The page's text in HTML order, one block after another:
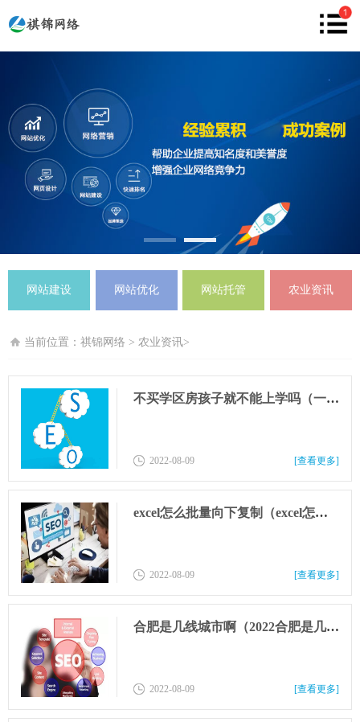
网站建设 网站优化 网站托管 农业资讯
当前位置： 祺锦网络 > 农业资讯>
不买学区房孩子就不能上学吗（一定要买学区房孩子才能上学吗）
2022-08-09 [查看更多]
excel怎么批量向下复制（excel怎么批量向下复制数字）
2022-08-09 [查看更多]
合肥是几线城市啊（2022合肥是几线城市啊）
2022-08-09 [查看更多]